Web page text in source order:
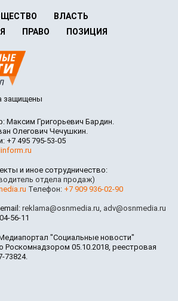
ВЛАСТЬ
ПРАВО ПОЗИЦИЯ
защищены
Максим Григорьевич Бардин.
Олегович Чечушкин.
+7 495 795-53-05
и иное сотрудничество:
отдела продаж)
Телефон: +7 909 936-02-90
reklama@osnmedia.ru, adv@osnmedia.ru
56-11
"Социальные новости"
Роскомнадзором 05.10.2018, реестровая
73824.